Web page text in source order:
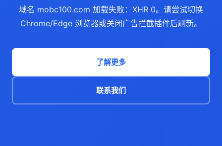
域名 mobc100.com 加载失败：XHR 0。请尝试切换
Chrome/Edge 浏览器或关闭广告拦截插件后刷新。
了解更多
联系我们